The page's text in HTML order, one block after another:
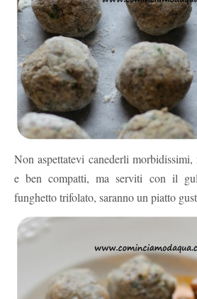
Non aspettatevi canederli morbidissimi,
e ben compatti, ma serviti con il
funghetto trifolato, saranno un piatto